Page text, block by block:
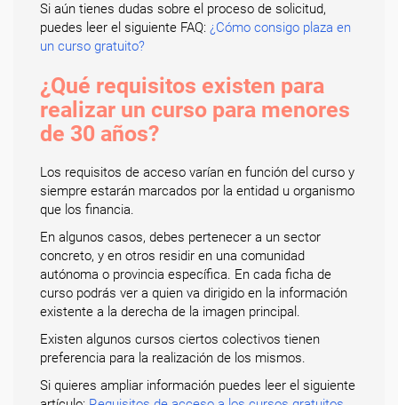
Si aún tienes dudas sobre el proceso de solicitud,
puedes leer el siguiente FAQ: ¿Cómo consigo plaza en
un curso gratuito?
¿Qué requisitos existen para
realizar un curso para menores
de 30 años?
Los requisitos de acceso varían en función del curso y
siempre estarán marcados por la entidad u organismo
que los financia.
En algunos casos, debes pertenecer a un sector
concreto, y en otros residir en una comunidad
autónoma o provincia específica. En cada ficha de
curso podrás ver a quien va dirigido en la información
existente a la derecha de la imagen principal.
Existen algunos cursos ciertos colectivos tienen
preferencia para la realización de los mismos.
Si quieres ampliar información puedes leer el siguiente